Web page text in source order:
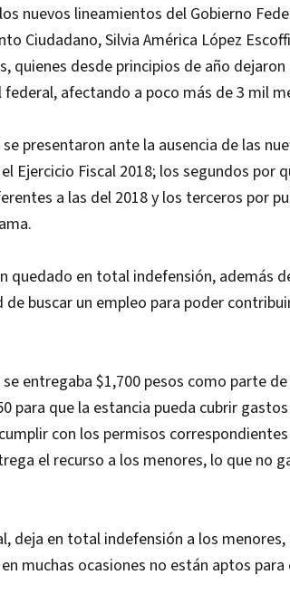
nuevos lineamientos del Gobierno
Ciudadano, Silvia América López
quienes desde principios de año
afectando a poco más de 3 mil
presentaron ante la ausencia de las
Ejercicio Fiscal 2018; los segundos por
a las del 2018 y los terceros por
quedado en total indefensión, además
buscar un empleo para poder
entregaba $1,700 pesos como parte
para que la estancia pueda cubrir
con los permisos correspondientes
el recurso a los menores, lo que no
deja en total indefensión a los menores,
muchas ocasiones no están aptos para